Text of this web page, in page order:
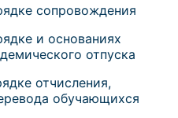
сопровождения
и основаниях
отпуска
отчисления,
обучающихся